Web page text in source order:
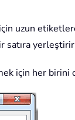
uzun
satıra
için her birini